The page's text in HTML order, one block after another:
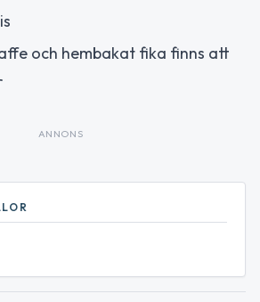
och hembakat fika finns att
ANNONS